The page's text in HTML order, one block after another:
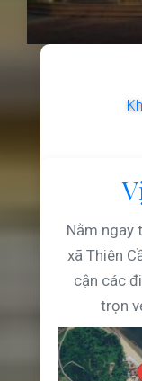
Nằm ngay
xã Thiên
cận các
trọn